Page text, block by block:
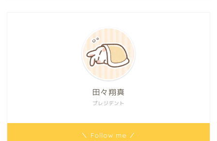
プレジデント
田々翔真
＼ Follow me ／